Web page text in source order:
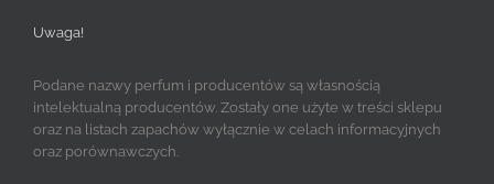
Uwaga!
Podane nazwy perfum i producentów są własnością
intelektualną producentów. Zostały one użyte w treści sklepu
oraz na listach zapachów wyłącznie w celach informacyjnych
oraz porównawczych.